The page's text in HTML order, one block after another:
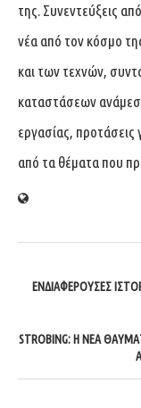
της. Συνεντεύξεις
νέα από τον κόσμο
και των τεχνών,
καταστάσεων
εργασίας, προτάσεις
από τα θέματα που
ΕΝΔΙΑΦΈΡΟΥΣΕΣ
STROBING: Η ΝΈΑ